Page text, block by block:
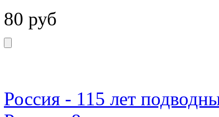
80 руб
Россия - 115 лет